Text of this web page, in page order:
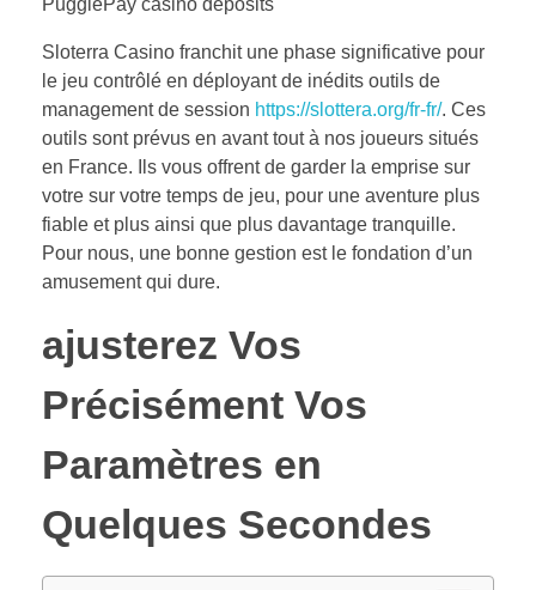
Sloterra Casino franchit une phase significative pour
le jeu contrôlé en déployant de inédits outils de
management de session https://slottera.org/fr-fr/. Ces
outils sont prévus en avant tout à nos joueurs situés
en France. Ils vous offrent de garder la emprise sur
votre sur votre temps de jeu, pour une aventure plus
fiable et plus ainsi que plus davantage tranquille.
Pour nous, une bonne gestion est le fondation d’un
amusement qui dure.
ajusterez Vos
Précisément Vos
Paramètres en
Quelques Secondes